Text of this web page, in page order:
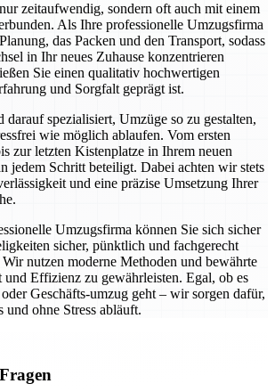
zeitaufwendig, sondern oft auch mit einem
Als Ihre professionelle Umzugsfirma
das Packen und den Transport, sodass
in Ihr neues Zuhause konzentrieren
Sie einen qualitativ hochwertigen
und Sorgfalt geprägt ist.
darauf spezialisiert, Umzüge so zu gestalten,
wie möglich ablaufen. Vom ersten
zur letzten Kistenplatze in Ihrem neuen
jedem Schritt beteiligt. Dabei achten wir stets
und eine präzise Umsetzung Ihrer
Umzugsfirma können Sie sich sicher
sicher, pünktlich und fachgerecht
nutzen moderne Methoden und bewährte
Effizienz zu gewährleisten. Egal, ob es
Geschäfts-umzug geht – wir sorgen dafür,
und ohne Stress abläuft.